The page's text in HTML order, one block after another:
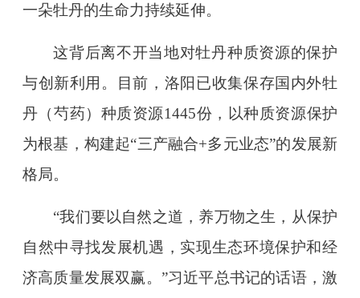
一朵牡丹的生命力持续延伸。
这背后离不开当地对牡丹种质资源的保护
与创新利用。目前，洛阳已收集保存国内外牡
丹（芍药）种质资源1445份，以种质资源保护
为根基，构建起“三产融合+多元业态”的发展新
格局。
“我们要以自然之道，养万物之生，从保护
自然中寻找发展机遇，实现生态环境保护和经
济高质量发展双赢。”习近平总书记的话语，激